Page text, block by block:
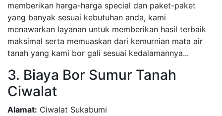
memberikan harga-harga special dan paket-paket
yang banyak sesuai kebutuhan anda, kami
menawarkan layanan untuk memberikan hasil terbaik
maksimal serta memuaskan dari kemurnian mata air
tanah yang kami bor gali sesuai kedalamannya...
3. Biaya Bor Sumur Tanah
Ciwalat
Alamat: Ciwalat Sukabumi